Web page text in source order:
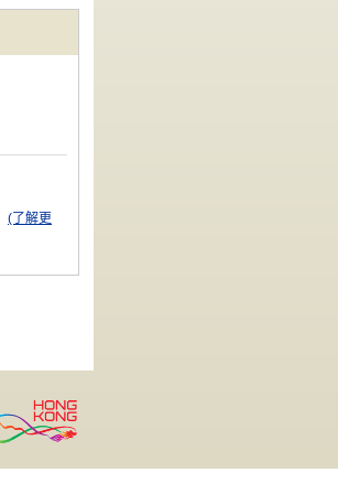
(了解更